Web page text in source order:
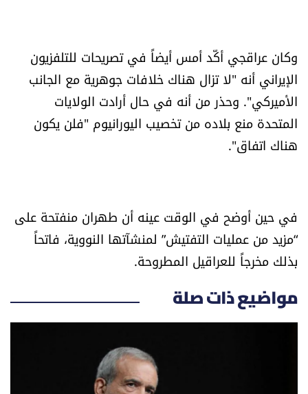
سجالات
صحّة وصحن
الرياضة
حظّك اليوم
للتاريخ
فيديو
وكان عراقجي أكّد أمس أيضاً في تصريحات للتلفزيون
الإيراني أنه "لا تزال هناك خلافات جوهرية مع الجانب
الأميركي". وحذر من أنه في حال أرادت الولايات
المتحدة منع بلاده من تخصيب اليورانيوم "فلن يكون
هناك اتفاق".
في حين أوضح في الوقت عينه أن طهران منفتحة على
“مزيد من عمليات التفتيش” لمنشآتها النووية، فاتحاً
بذلك مخرجاً للعراقيل المطروحة.
مواضيع ذات صلة